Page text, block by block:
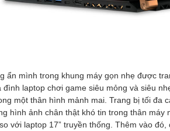
ẩn mình trong khung máy gọn nhẹ được
đình laptop chơi game siêu mỏng và siêu
một thân hình mảnh mai. Trang bị tối
hình ảnh chân thật khó tin trong thân
với laptop 17” truyền thống. Thêm vào